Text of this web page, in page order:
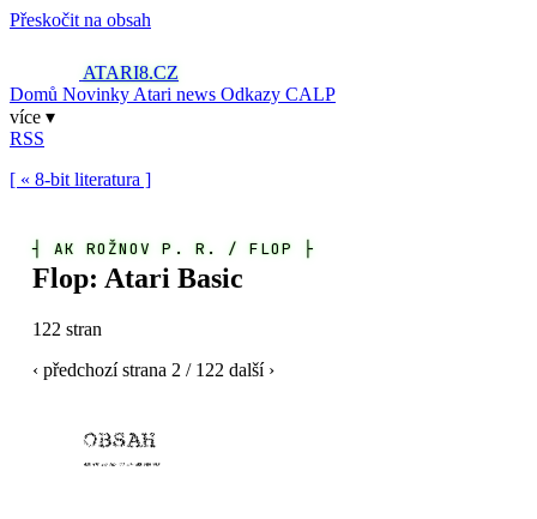
Přeskočit na obsah
ATARI8.CZ
Domů Novinky Atari news Odkazy CALP
více ▾
RSS
[ « 8-bit literatura ]
┤AK ROŽNOV P. R. / FLOP ├
Flop: Atari Basic
122 stran
‹ předchozí strana 2 / 122 další ›